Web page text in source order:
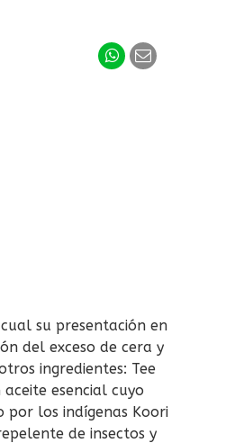
su presentación en
del exceso de cera y
ingredientes: Tee
esencial cuyo
los indígenas Koori
de insectos y